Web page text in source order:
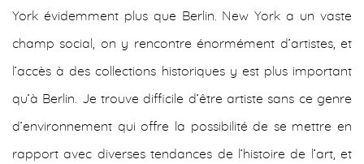
York évidemment plus que Berlin. New York a un vaste
champ social, on y rencontre énormément d’artistes, et
l’accès à des collections historiques y est plus important
qu’à Berlin. Je trouve difficile d’être artiste sans ce genre
d’environnement qui offre la possibilité de se mettre en
rapport avec diverses tendances de l’histoire de l’art, et